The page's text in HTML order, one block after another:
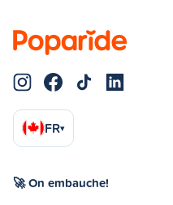
FR▾
🚀 On embauche!